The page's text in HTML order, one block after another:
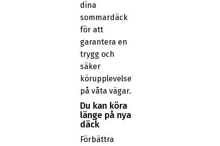
dina
sommardäck
för att
garantera en
trygg och
säker
körupplevelse
på våta vägar.
Du kan köra
länge på nya
däck
Förbättra